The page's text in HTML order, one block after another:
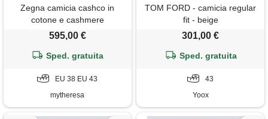
Zegna camicia cashco in
cotone e cashmere
595,00 €
Sped. gratuita
EU 38 EU 43
mytheresa
TOM FORD - camicia regular
fit - beige
301,00 €
Sped. gratuita
43
Yoox